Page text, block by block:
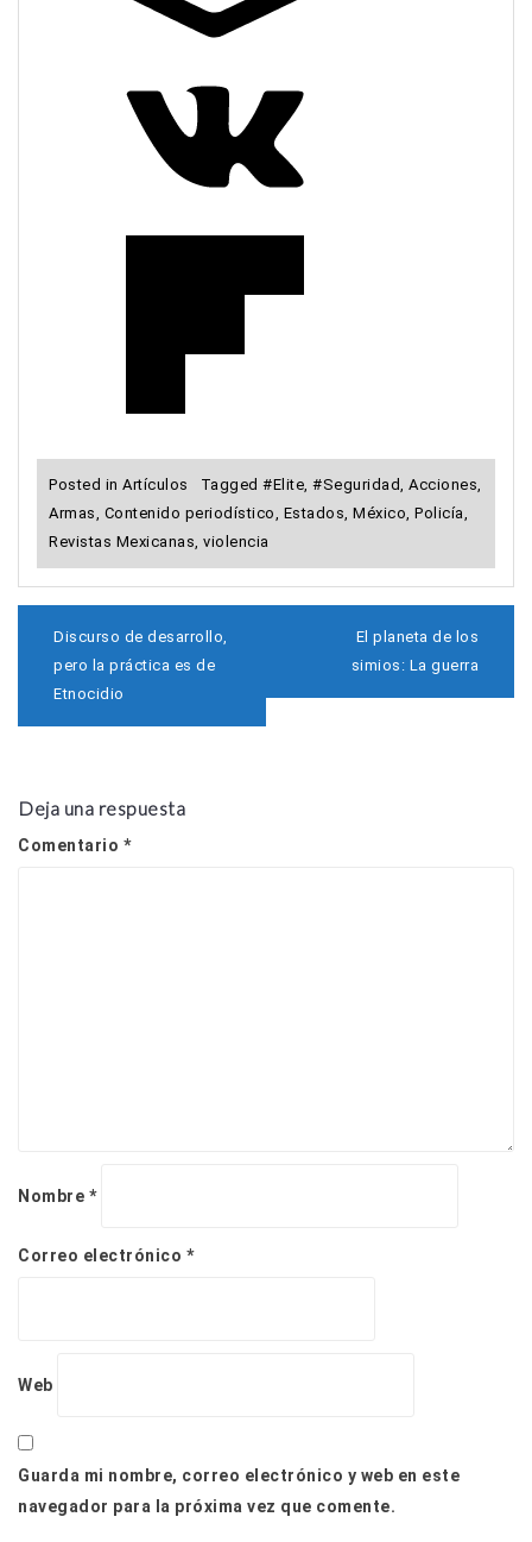
Posted in Artículos Tagged #Elite, #Seguridad, Acciones,
Armas, Contenido periodístico, Estados, México, Policía,
Revistas Mexicanas, violencia
g
i
ó
n
Discurso de desarrollo,
pero la práctica es de
Etnocidio
El planeta de los
simios: La guerra
Deja una respuesta
Comentario *
Nombre *
Correo electrónico *
Web
Guarda mi nombre, correo electrónico y web en este
navegador para la próxima vez que comente.